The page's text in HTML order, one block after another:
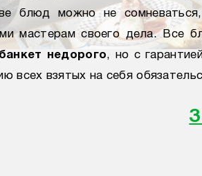
блюд можно не
мастерам своего дела. Все
недорого, но с
всех взятых на себя